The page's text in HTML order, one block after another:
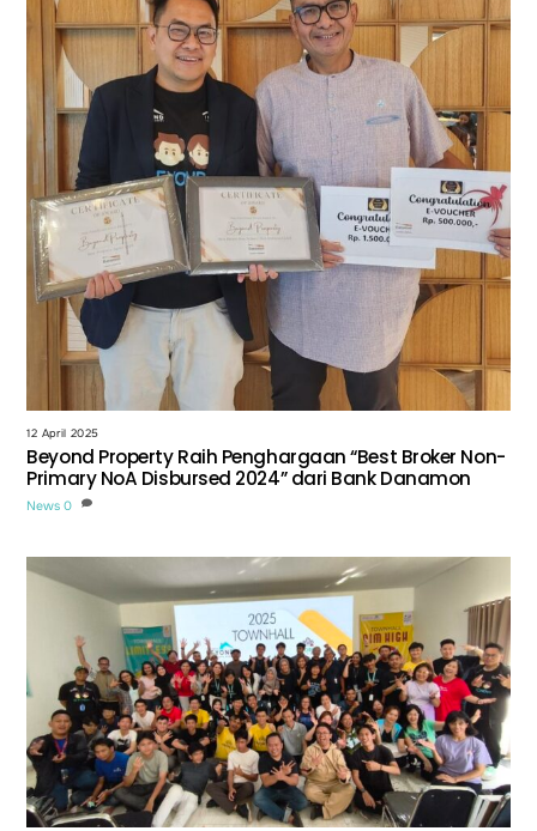
12 April 2025
Beyond Property Raih Penghargaan “Best Broker Non-
Primary NoA Disbursed 2024” dari Bank Danamon
News 0